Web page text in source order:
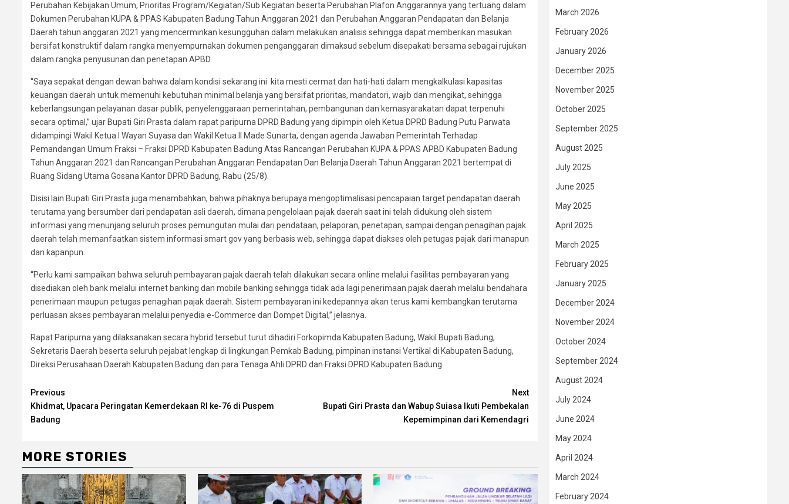
Perubahan Kebijakan Umum, Prioritas Program/Kegiatan/Sub Kegiatan beserta Perubahan Plafon Anggarannya yang tertuang dalam
Dokumen Perubahan KUPA & PPAS Kabupaten Badung Tahun Anggaran 2021 dan Perubahan Anggaran Pendapatan dan Belanja
Daerah tahun anggaran 2021 yang mencerminkan kesungguhan dalam melakukan analisis sehingga dapat memberikan masukan
bersifat konstruktif dalam rangka menyempurnakan dokumen penganggaran dimaksud sebelum disepakati bersama sebagai rujukan
dalam rangka penyusunan dan penetapan APBD.
“Saya sepakat dengan dewan bahwa dalam kondisi sekarang ini kita mesti cermat dan hati-hati dalam mengkalkulasi kapasitas
keuangan daerah untuk memenuhi kebutuhan minimal belanja yang bersifat prioritas, mandatori, wajib dan mengikat, sehingga
keberlangsungan pelayanan dasar publik, penyelenggaraan pemerintahan, pembangunan dan kemasyarakatan dapat terpenuhi
secara optimal,” ujar Bupati Giri Prasta dalam rapat paripurna DPRD Badung yang dipimpin oleh Ketua DPRD Badung Putu Parwata
didampingi Wakil Ketua I Wayan Suyasa dan Wakil Ketua II Made Sunarta, dengan agenda Jawaban Pemerintah Terhadap
Pemandangan Umum Fraksi – Fraksi DPRD Kabupaten Badung Atas Rancangan Perubahan KUPA & PPAS APBD Kabupaten Badung
Tahun Anggaran 2021 dan Rancangan Perubahan Anggaran Pendapatan Dan Belanja Daerah Tahun Anggaran 2021 bertempat di
Ruang Sidang Utama Gosana Kantor DPRD Badung, Rabu (25/8).
Disisi lain Bupati Giri Prasta juga menambahkan, bahwa pihaknya berupaya mengoptimalisasi pencapaian target pendapatan daerah
terutama yang bersumber dari pendapatan asli daerah, dimana pengelolaan pajak daerah saat ini telah didukung oleh sistem
informasi yang menunjang seluruh proses pemungutan mulai dari pendataan, pelaporan, penetapan, sampai dengan penagihan pajak
daerah telah memanfaatkan sistem informasi smart gov yang berbasis web, sehingga dapat diakses oleh petugas pajak dari manapun
dan kapanpun.
“Perlu kami sampaikan bahwa seluruh pembayaran pajak daerah telah dilakukan secara online melalui fasilitas pembayaran yang
disediakan oleh bank melalui internet banking dan mobile banking sehingga tidak ada lagi penerimaan pajak daerah melalui bendahara
penerimaan maupun petugas penagihan pajak daerah. Sistem pembayaran ini kedepannya akan terus kami kembangkan terutama
perluasan akses pembayaran melalui penyedia e-Commerce dan Dompet Digital,” jelasnya.
Rapat Paripurna yang dilaksanakan secara hybrid tersebut turut dihadiri Forkopimda Kabupaten Badung, Wakil Bupati Badung,
Sekretaris Daerah beserta seluruh pejabat lengkap di lingkungan Pemkab Badung, pimpinan instansi Vertikal di Kabupaten Badung,
Direksi Perusahaan Daerah Kabupaten Badung dan para Tenaga Ahli DPRD dan Fraksi DPRD Kabupaten Badung.
Continue
Reading
Previous
Khidmat, Upacara Peringatan Kemerdekaan RI ke-76 di Puspem
Badung
Next
Bupati Giri Prasta dan Wabup Suiasa Ikuti Pembekalan
Kepemimpinan dari Kemendagri
MORE STORIES
March 2026
February 2026
January 2026
December 2025
November 2025
October 2025
September 2025
August 2025
July 2025
June 2025
May 2025
April 2025
March 2025
February 2025
January 2025
December 2024
November 2024
October 2024
September 2024
August 2024
July 2024
June 2024
May 2024
April 2024
March 2024
February 2024